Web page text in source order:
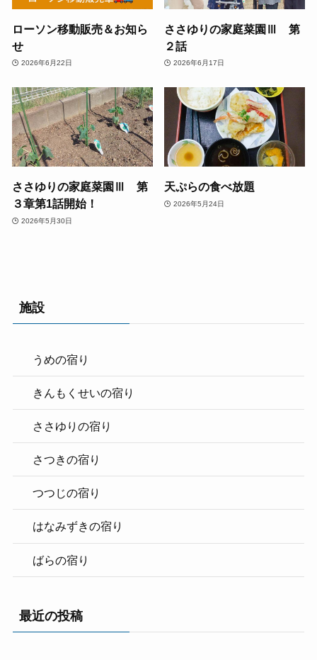
ローソン移動販売＆お知ら
せ
2026年6月22日
ささゆりの家庭菜園Ⅲ 第
２話
2026年6月17日
ささゆりの家庭菜園Ⅲ 第
３章第1話開始！
2026年5月30日
天ぷらの食べ放題
2026年5月24日
施設
うめの宿り
きんもくせいの宿り
ささゆりの宿り
さつきの宿り
つつじの宿り
はなみずきの宿り
ばらの宿り
最近の投稿